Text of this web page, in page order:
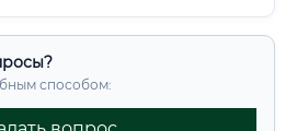
способом: